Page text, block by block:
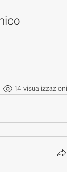
14 visualizzazioni